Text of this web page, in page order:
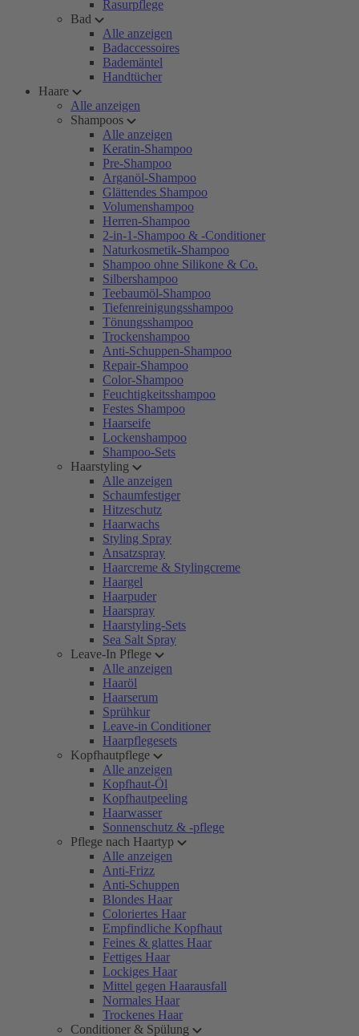
Rasurpflege
Bad
Alle anzeigen
Badaccessoires
Bademäntel
Handtücher
Haare
Alle anzeigen
Shampoos
Alle anzeigen
Keratin-Shampoo
Pre-Shampoo
Arganöl-Shampoo
Glättendes Shampoo
Volumenshampoo
Herren-Shampoo
2-in-1-Shampoo & -Conditioner
Naturkosmetik-Shampoo
Shampoo ohne Silikone & Co.
Silbershampoo
Teebaumöl-Shampoo
Tiefenreinigungsshampoo
Tönungsshampoo
Trockenshampoo
Anti-Schuppen-Shampoo
Repair-Shampoo
Color-Shampoo
Feuchtigkeitsshampoo
Festes Shampoo
Haarseife
Lockenshampoo
Shampoo-Sets
Haarstyling
Alle anzeigen
Schaumfestiger
Hitzeschutz
Haarwachs
Styling Spray
Ansatzspray
Haarcreme & Stylingcreme
Haargel
Haarpuder
Haarspray
Haarstyling-Sets
Sea Salt Spray
Leave-In Pflege
Alle anzeigen
Haaröl
Haarserum
Sprühkur
Leave-in Conditioner
Haarpflegesets
Kopfhautpflege
Alle anzeigen
Kopfhaut-Öl
Kopfhautpeeling
Haarwasser
Sonnenschutz & -pflege
Pflege nach Haartyp
Alle anzeigen
Anti-Frizz
Anti-Schuppen
Blondes Haar
Coloriertes Haar
Empfindliche Kopfhaut
Feines & glattes Haar
Fettiges Haar
Lockiges Haar
Mittel gegen Haarausfall
Normales Haar
Trockenes Haar
Conditioner & Spülung